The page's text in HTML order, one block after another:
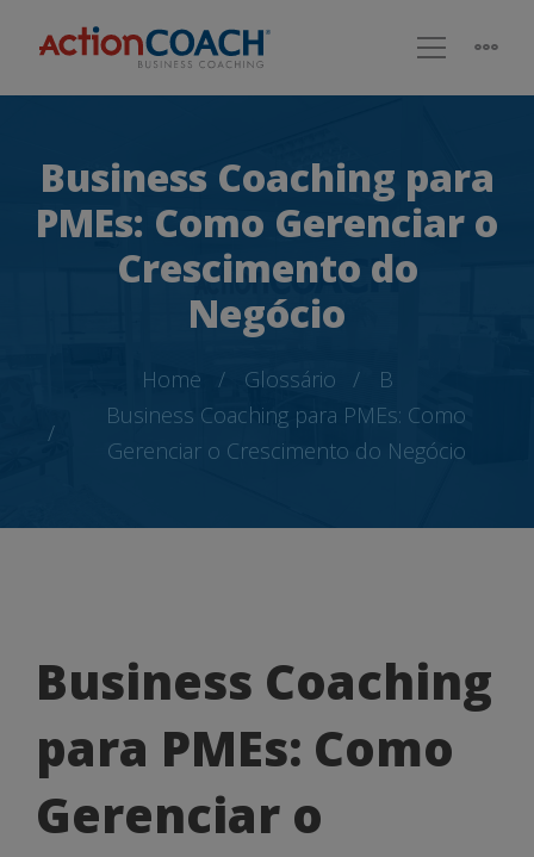
Business Coaching para
PMEs: Como Gerenciar o
Crescimento do
Negócio
Home Glossário
B
Business Coaching para PMEs: Como
Gerenciar o Crescimento do Negócio
Business
Coaching
para
PMEs:
Business Coaching
para PMEs: Como
Gerenciar o